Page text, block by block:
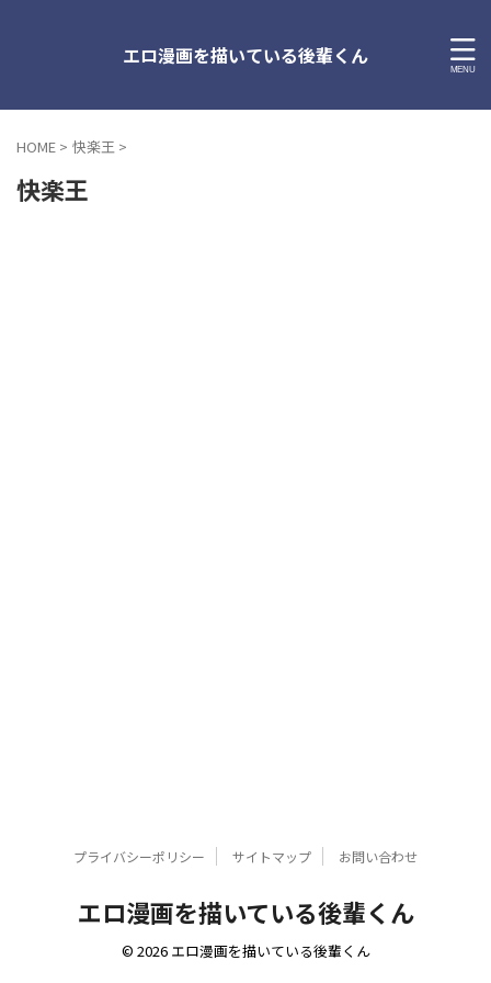
エロ漫画を描いている後輩くん
HOME > 快楽王 >
快楽王
プライバシーポリシー サイトマップ お問い合わせ
エロ漫画を描いている後輩くん
© 2026 エロ漫画を描いている後輩くん